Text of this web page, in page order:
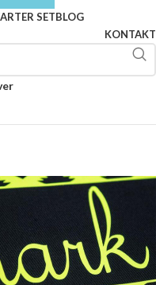
SETBLOG
KONTAKT